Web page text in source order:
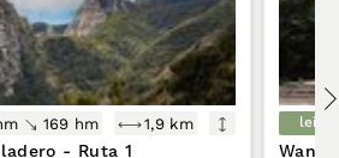
169 hm 1,9 km
- Ruta 1